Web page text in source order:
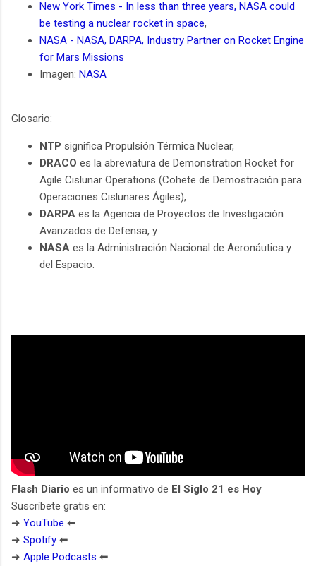
New York Times - In less than three years, NASA could
be testing a nuclear rocket in space,
NASA - NASA, DARPA, Industry Partner on Rocket Engine
for Mars Missions
Imagen: NASA
Glosario:
NTP significa Propulsión Térmica Nuclear,
DRACO es la abreviatura de Demonstration Rocket for
Agile Cislunar Operations (Cohete de Demostración para
Operaciones Cislunares Ágiles),
DARPA es la Agencia de Proyectos de Investigación
Avanzados de Defensa, y
NASA es la Administración Nacional de Aeronáutica y
del Espacio.
Flash Diario es un informativo de El Siglo 21 es Hoy
Suscríbete gratis en:
➜ YouTube ⬅︎
➜ Spotify ⬅︎
➜ Apple Podcasts ⬅︎